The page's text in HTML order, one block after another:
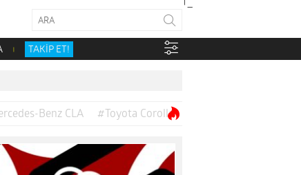
TAKİP ET!
Benz CLA #Toyota Corolla